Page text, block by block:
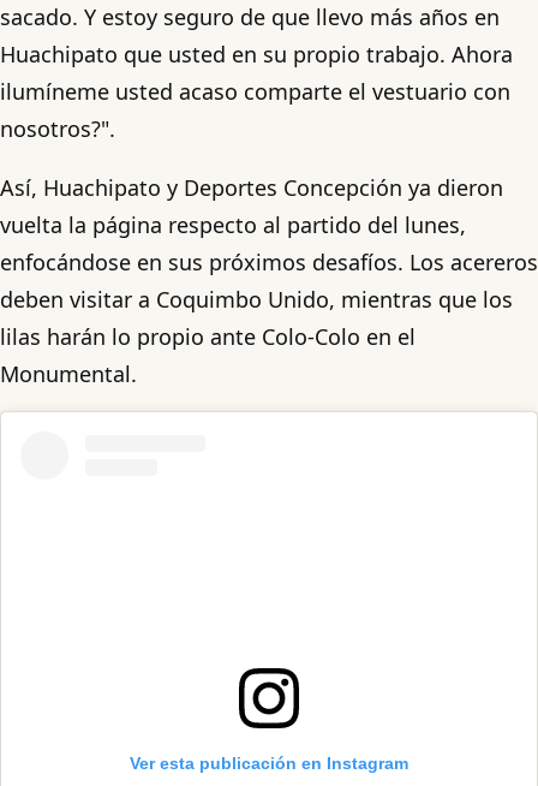
sacado. Y estoy seguro de que llevo más años en
Huachipato que usted en su propio trabajo. Ahora
ilumíneme usted acaso comparte el vestuario con
nosotros?".
Así, Huachipato y Deportes Concepción ya dieron
vuelta la página respecto al partido del lunes,
enfocándose en sus próximos desafíos. Los acereros
deben visitar a Coquimbo Unido, mientras que los
lilas harán lo propio ante Colo-Colo en el
Monumental.
Ver esta publicación en Instagram